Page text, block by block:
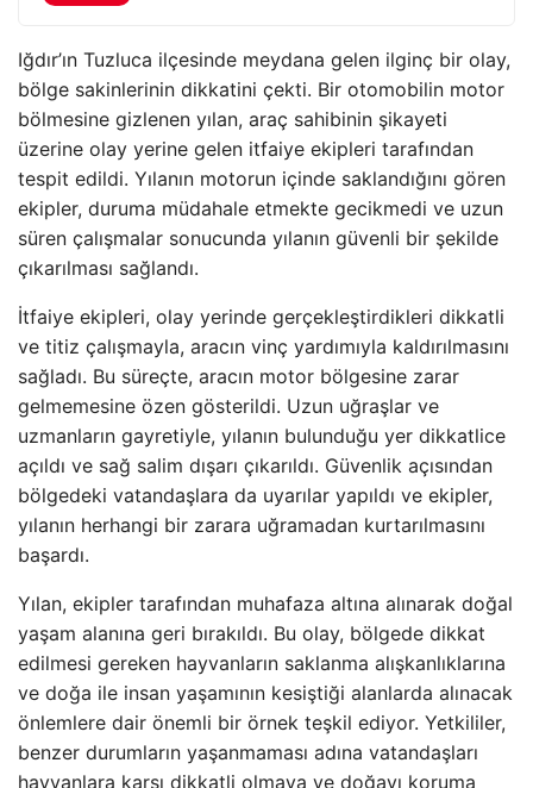
Iğdır’ın Tuzluca ilçesinde meydana gelen ilginç bir olay,
bölge sakinlerinin dikkatini çekti. Bir otomobilin motor
bölmesine gizlenen yılan, araç sahibinin şikayeti
üzerine olay yerine gelen itfaiye ekipleri tarafından
tespit edildi. Yılanın motorun içinde saklandığını gören
ekipler, duruma müdahale etmekte gecikmedi ve uzun
süren çalışmalar sonucunda yılanın güvenli bir şekilde
çıkarılması sağlandı.
İtfaiye ekipleri, olay yerinde gerçekleştirdikleri dikkatli
ve titiz çalışmayla, aracın vinç yardımıyla kaldırılmasını
sağladı. Bu süreçte, aracın motor bölgesine zarar
gelmemesine özen gösterildi. Uzun uğraşlar ve
uzmanların gayretiyle, yılanın bulunduğu yer dikkatlice
açıldı ve sağ salim dışarı çıkarıldı. Güvenlik açısından
bölgedeki vatandaşlara da uyarılar yapıldı ve ekipler,
yılanın herhangi bir zarara uğramadan kurtarılmasını
başardı.
Yılan, ekipler tarafından muhafaza altına alınarak doğal
yaşam alanına geri bırakıldı. Bu olay, bölgede dikkat
edilmesi gereken hayvanların saklanma alışkanlıklarına
ve doğa ile insan yaşamının kesiştiği alanlarda alınacak
önlemlere dair önemli bir örnek teşkil ediyor. Yetkililer,
benzer durumların yaşanmaması adına vatandaşları
hayvanlara karşı dikkatli olmaya ve doğayı koruma